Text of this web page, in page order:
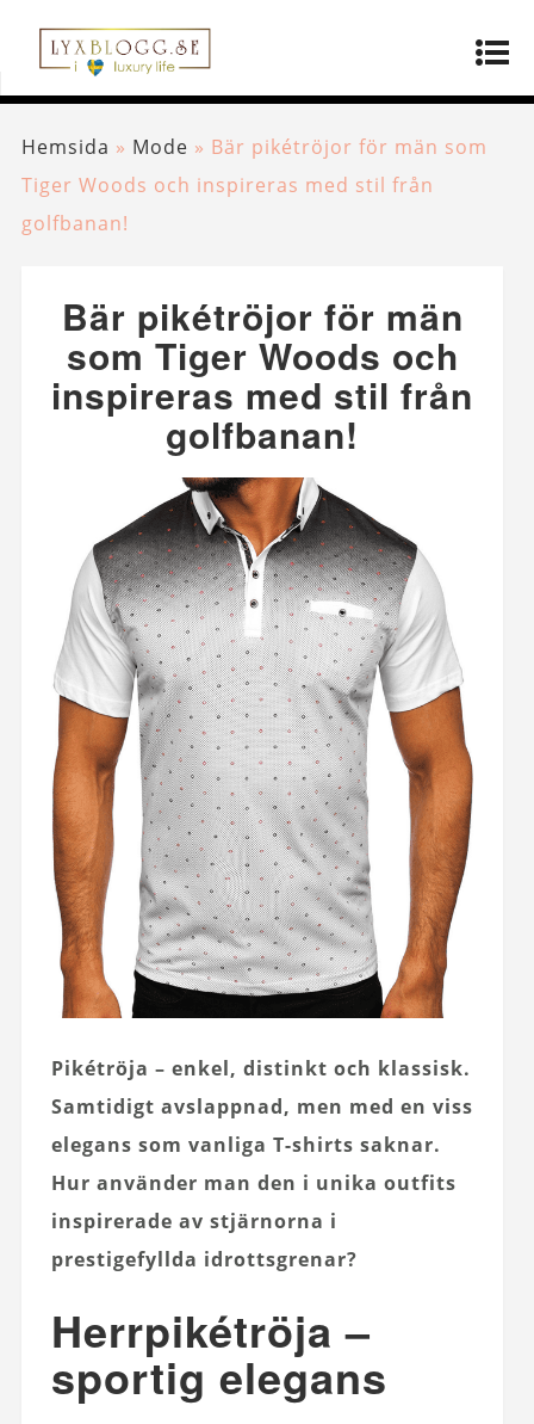
Hemsida » Mode » Bär pikétröjor för män som
Tiger Woods och inspireras med stil från
golfbanan!
Bär pikétröjor för män
som Tiger Woods och
inspireras med stil från
golfbanan!
Pikétröja – enkel, distinkt och klassisk.
Samtidigt avslappnad, men med en viss
elegans som vanliga T-shirts saknar.
Hur använder man den i unika outfits
inspirerade av stjärnorna i
prestigefyllda idrottsgrenar?
Herrpikétröja –
sportig elegans